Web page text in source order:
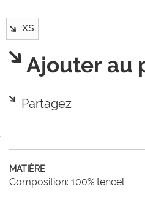
Ajouter au
Partagez
MATIÈRE
Composition: 100% tencel